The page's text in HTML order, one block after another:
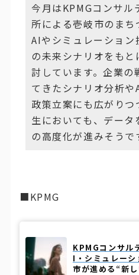
今月はKPMGコンサル
所による壱岐市のまち
AIやシミュレーショ
の未来シナリオをも
討しています。企業の
てきたシナリオ分析
政策立案にも広がりつ
生においても、デー
の高度化が進みそうで
■KPMG
KPMGコンサル
I・シミュレー
市が進める“新